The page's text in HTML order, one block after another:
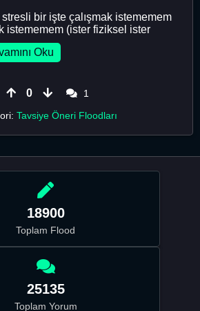
stresli bir işte çalışmak istememem
istememem (ister fiziksel ister
Oku
0
1
Tavsiye Öneri Floodları
18900
Toplam Flood
25135
Toplam Yorum